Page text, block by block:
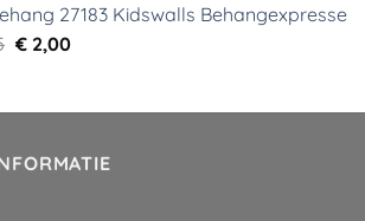
€ 29,95.€ 5,99.
27183 Kidswalls Behangexpresse
Oorspronkelijke
€ 29,95.
€2,00Huidige
€ 2,00.